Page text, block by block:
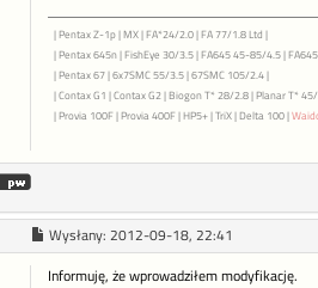
| Pentax Z-1p | MX | FA*24/2.0 | FA 77/1.8 Ltd |
| Pentax 645n | FishEye 30/3.5 | FA645 45-85/4.5 |
| Pentax 67 | 6x7SMC 55/3.5 | 67SMC 105/2.4 |
| Contax G1 | Contax G2 | Biogon T* 28/2.8 | Planar T*
| Provia 100F | Provia 400F | HP5+ | TriX | Delta 100 |
Wysłany: 2012-09-18, 22:41
Informuję, że wprowadziłem modyfikację.